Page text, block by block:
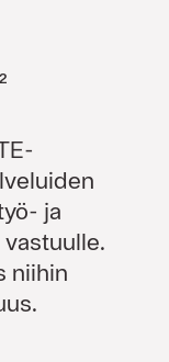
ja
niihin